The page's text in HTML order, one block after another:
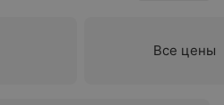
Все цены